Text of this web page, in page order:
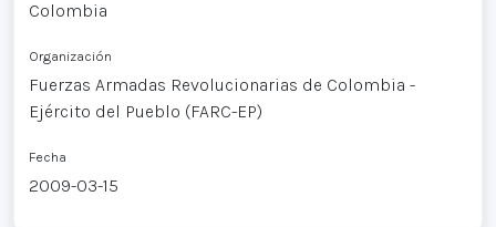
Colombia
Organización
Fuerzas Armadas Revolucionarias de Colombia -
Ejército del Pueblo (FARC-EP)
Fecha
2009-03-15